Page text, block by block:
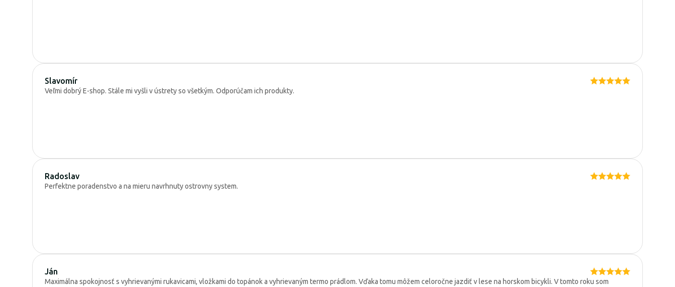
Slavomír
Veľmi dobrý E-shop. Stále mi vyšli v ústrety so všetkým. Odporúčam ich produkty.
Radoslav
Perfektne poradenstvo a na mieru navrhnuty ostrovny system.
Ján
Maximálna spokojnosť s vyhrievanými rukavicami, vložkami do topánok a vyhrievaným termo prádlom. Vďaka tomu môžem celoročne jazdiť v lese na horskom bicykli. V tomto roku som